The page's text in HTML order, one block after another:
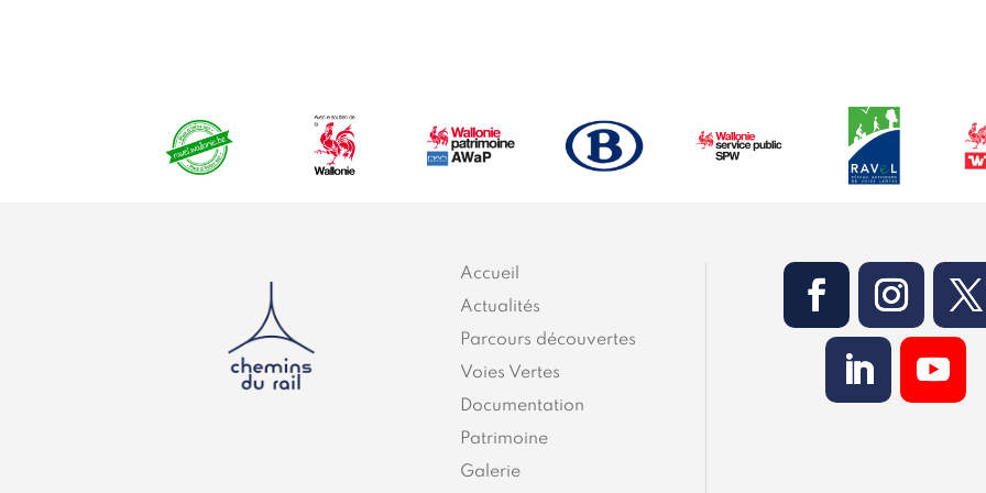
Accueil
Actualités
Parcours découvertes
Voies Vertes
Documentation
Patrimoine
Galerie